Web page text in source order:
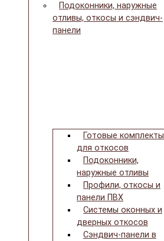
Подоконники, наружные
отливы, откосы и сэндвич-
панели
Готовые комплекты
для откосов
Подоконники,
наружные отливы
Профили, откосы и
панели ПВХ
Системы оконных и
дверных откосов
Сэндвич-панели в